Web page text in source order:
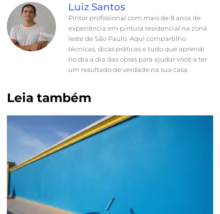
Luiz Santos
Pintor profissional com mais de 8 anos de
experiência em pintura residencial na zona
leste de São Paulo. Aqui compartilho
técnicas, dicas práticas e tudo que aprendi
no dia a dia das obras para ajudar você a ter
um resultado de verdade na sua casa.
Leia também